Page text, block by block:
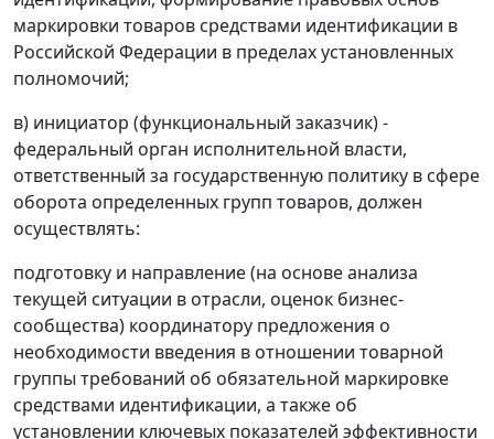
маркировки товаров средствами идентификации в
Российской Федерации в пределах установленных
полномочий;
в) инициатор (функциональный заказчик) -
федеральный орган исполнительной власти,
ответственный за государственную политику в сфере
оборота определенных групп товаров, должен
осуществлять:
подготовку и направление (на основе анализа
текущей ситуации в отрасли, оценок бизнес-
сообщества) координатору предложения о
необходимости введения в отношении товарной
группы требований об обязательной маркировке
средствами идентификации, а также об
установлении ключевых показателей эффективности